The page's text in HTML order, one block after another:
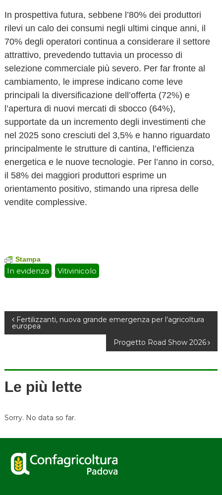
In prospettiva futura, sebbene l’80% dei produttori
rilevi un calo dei consumi negli ultimi cinque anni, il
70% degli operatori continua a considerare il settore
attrattivo, prevedendo tuttavia un processo di
selezione commerciale più severo. Per far fronte al
cambiamento, le imprese indicano come leve
principali la diversificazione dell’offerta (72%) e
l’apertura di nuovi mercati di sbocco (64%),
supportate da un incremento degli investimenti che
nel 2025 sono cresciuti del 3,5% e hanno riguardato
principalmente le strutture di cantina, l’efficienza
energetica e le nuove tecnologie. Per l’anno in corso,
il 58% dei maggiori produttori esprime un
orientamento positivo, stimando una ripresa delle
vendite complessive.
Stampa
In evidenza , Vitivinicolo
N
v
i
g
a
z
Fertilizzanti, nuova grande emergenza per l’agricoltura
europea
Progetto Road Show 2026
Le più lette
Sorry. No data so far.